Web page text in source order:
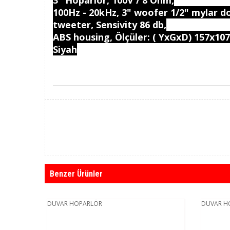
100Hz - 20kHz, 3" woofer 1/2" mylar
tweeter, Sensivity 86 db,
ABS housing, Ölçüler: ( YxGxD)
Siyah
Benzer Ürünler
DUVAR HOPARLÖR DUVAR